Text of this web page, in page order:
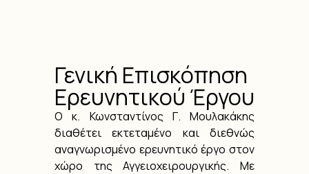
Γενική Επισκόπηση
Ερευνητικού Έργου
Ο κ. Κωνσταντίνος Γ. Μουλακάκης
διαθέτει εκτεταμένο και διεθνώς
αναγνωρισμένο ερευνητικό έργο στον
χώρο της Αγγειοχειρουργικής. Με